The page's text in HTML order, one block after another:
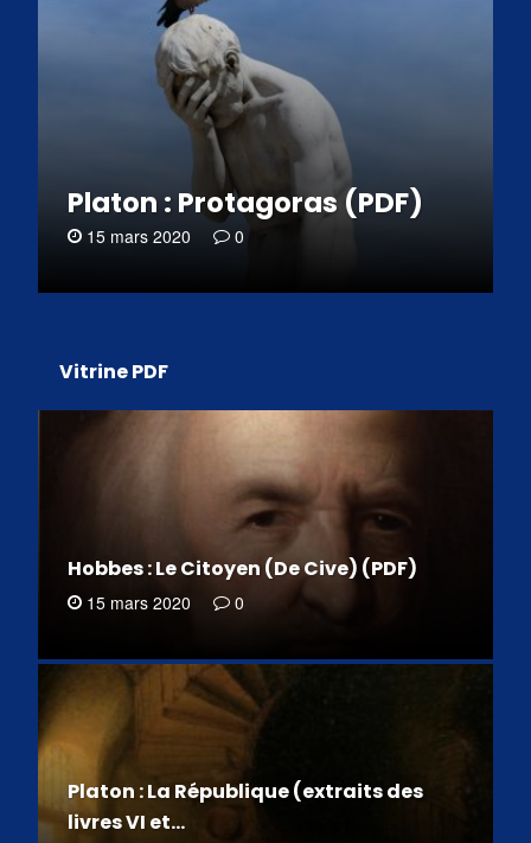
Platon : Protagoras (PDF)
15 mars 2020 0
Vitrine PDF
Hobbes : Le Citoyen (De Cive) (PDF)
15 mars 2020 0
Platon : La République (extraits des
livres VI et…